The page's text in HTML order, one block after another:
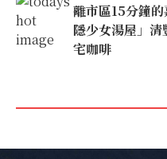
離市區15分鐘
隱少女湯屋」
宅咖啡